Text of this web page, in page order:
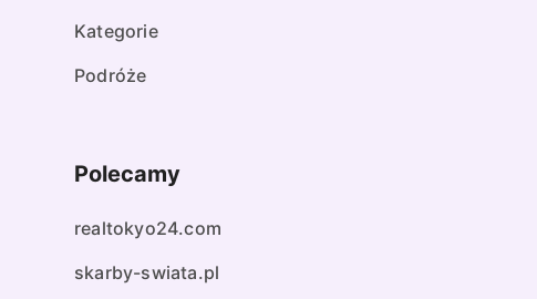
Kategorie
Podróże
Polecamy
realtokyo24.com
skarby-swiata.pl